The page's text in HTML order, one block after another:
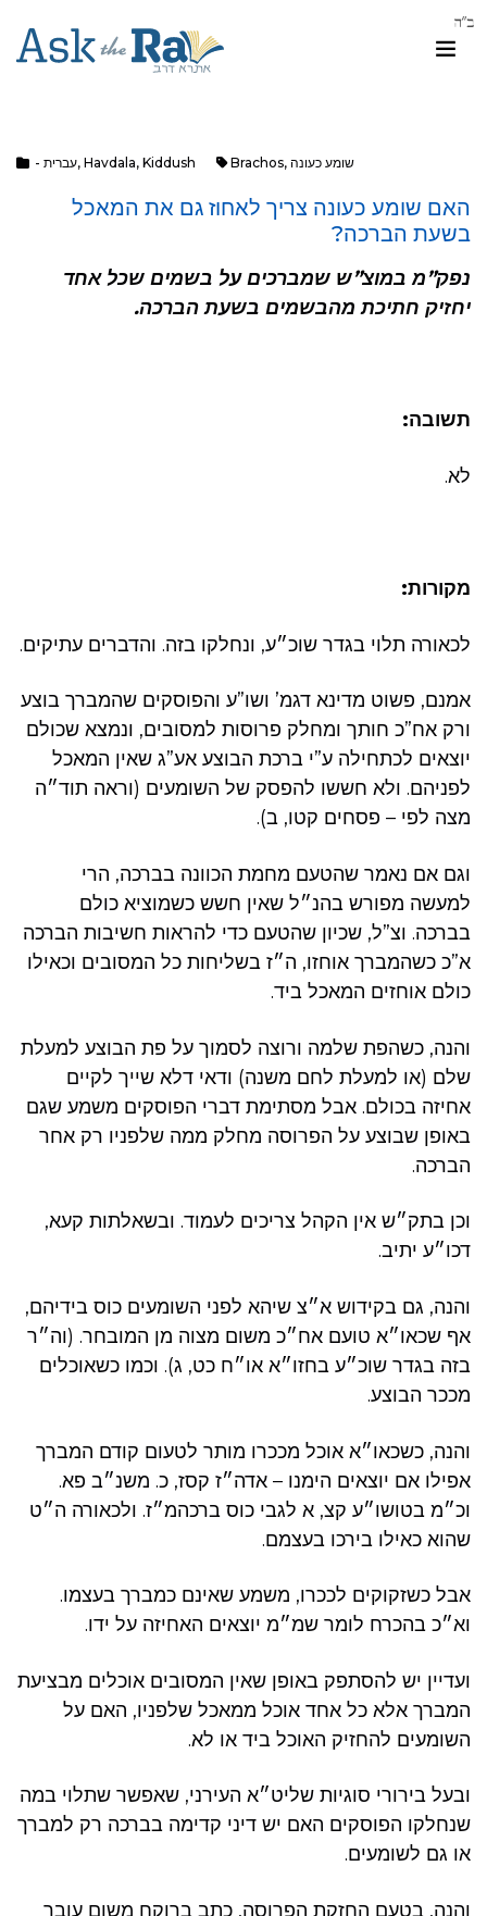
- עברית, Havdala, Kiddush Brachos, שומע כעונה
האם שומע כעונה צריך לאחוז גם את המאכל
בשעת הברכה?
נפק”מ במוצ”ש שמברכים על בשמים שכל אחד
יחזיק חתיכת מהבשמים בשעת הברכה.
תשובה:
לא.
מקורות:
לכאורה תלוי בגדר שוכ״ע, ונחלקו בזה. והדברים עתיקים.
אמנם, פשוט מדינא דגמ’ ושו”ע והפוסקים שהמברך בוצע
ורק אח”כ חותך ומחלק פרוסות למסובים, ונמצא שכולם
יוצאים לכתחילה ע”י ברכת הבוצע אע”ג שאין המאכל
לפניהם. ולא חששו להפסק של השומעים (וראה תוד״ה
מצה לפי – פסחים קטו, ב).
וגם אם נאמר שהטעם מחמת הכוונה בברכה, הרי
למעשה מפורש בהנ״ל שאין חשש כשמוציא כולם
בברכה. וצ”ל, שכיון שהטעם כדי להראות חשיבות הברכה
א”כ כשהמברך אוחזו, ה״ז בשליחות כל המסובים וכאילו
כולם אוחזים המאכל ביד.
והנה, כשהפת שלמה ורוצה לסמוך על פת הבוצע למעלת
שלם (או למעלת לחם משנה) ודאי דלא שייך לקיים
אחיזה בכולם. אבל מסתימת דברי הפוסקים משמע שגם
באופן שבוצע על הפרוסה מחלק ממה שלפניו רק אחר
הברכה.
וכן בתק״ש אין הקהל צריכים לעמוד. ובשאלתות קעא,
דכו״ע יתיב.
והנה, גם בקידוש א״צ שיהא לפני השומעים כוס בידיהם,
אף שכאו״א טועם אח״כ משום מצוה מן המובחר. (וה״ר
בזה בגדר שוכ״ע בחזו״א או״ח כט, ג). וכמו כשאוכלים
מככר הבוצע.
והנה, כשכאו״א אוכל מככרו מותר לטעום קודם המברך
אפילו אם יוצאים הימנו – אדה״ז קסז, כ. משנ״ב פא.
וכ״מ בטושו״ע קצ, א לגבי כוס ברכהמ״ז. ולכאורה ה״ט
שהוא כאילו בירכו בעצמם.
אבל כשזקוקים לככרו, משמע שאינם כמברך בעצמו.
וא״כ בהכרח לומר שמ״מ יוצאים האחיזה על ידו.
ועדיין יש להסתפק באופן שאין המסובים אוכלים מבציעת
המברך אלא כל אחד אוכל ממאכל שלפניו, האם על
השומעים להחזיק האוכל ביד או לא.
ובעל בירורי סוגיות שליט״א העירני, שאפשר שתלוי במה
שנחלקו הפוסקים האם יש דיני קדימה בברכה רק למברך
או גם לשומעים.
והנה, בטעם החזקת הפרוסה, כתב ברוקח משום עובר